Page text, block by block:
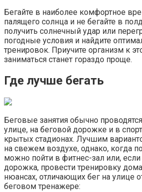
Бегайте в наиболее комфортное
палящего солнца и не бегайте в
получить солнечный удар или
погодные условия и найдите
тренировок. Приучите организм к
заниматься станет гораздо проще.
Где лучше бегать
Беговые занятия обычно
улице, на беговой дорожке и в
крытых стадионах. Лучшим
на свежем воздухе, однако, когда
можно пойти в фитнес-зал или, если
дорожка, провести тренировку
нюансах, отличающих бег на улице
беговом тренажере: